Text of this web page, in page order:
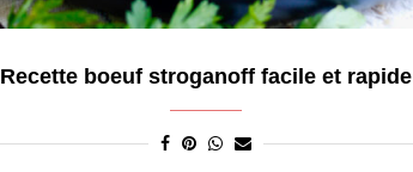
Recette boeuf stroganoff facile et rapide